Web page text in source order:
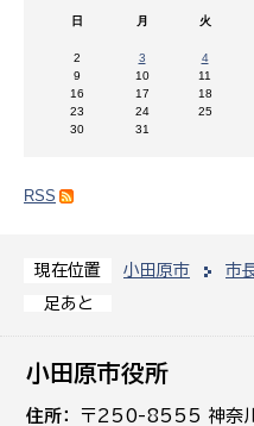
現在位置 小田原市 市
足あと
日 月 火
2
3 4
9
10 11
16
17 18
23
24 25
30
31
RSS
小田原市役所
住所
〒250-8555 神奈